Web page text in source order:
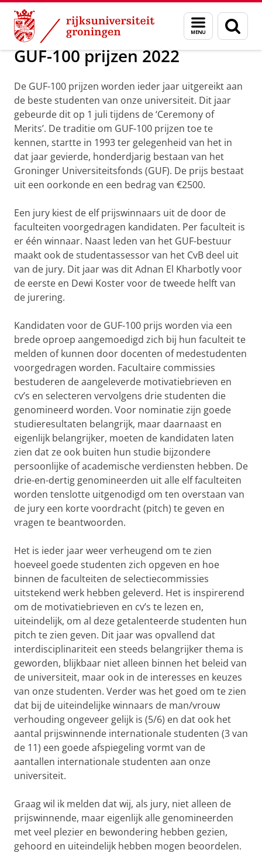
Skip
Content
Skip
Navigation
Menu
en
zoeken
Alumni GUF-100 prijzen
GUF-100 prijzen 2022
De GUF-100 prijzen worden ieder jaar uitgereikt aan
de beste studenten van onze universiteit. Dit jaar
gebeurde dit op 1 juli tijdens de ‘Ceremony of
Merits’. De traditie om GUF-100 prijzen toe te
kennen, startte in 1993 ter gelegenheid van het in
dat jaar gevierde, honderdjarig bestaan van het
Groninger Universiteitsfonds (GUF). De prijs bestaat
uit een oorkonde en een bedrag van €2500.
Een jury kiest de elf prijswinnaars uit de door de
faculteiten voorgedragen kandidaten. Per faculteit is
er één winnaar. Naast leden van het GUF-bestuur
maakt ook de studentassessor van het CvB deel uit
van de jury. Dit jaar was dit Adnan El Kharbotly voor
de eerste en Dewi Koster voor de tweede helft van
de jurering.
Kandidaten voor de GUF-100 prijs worden via een
brede oproep aangemoedigd zich bij hun faculteit te
melden of kunnen door docenten of medestudenten
voorgedragen worden. Facultaire commissies
bestuderen de aangeleverde motivatiebrieven en
cv’s en selecteren vervolgens drie studenten die
genomineerd worden. Voor nominatie zijn goede
studieresultaten belangrijk, maar daarnaast en
eigenlijk belangrijker, moeten de kandidaten laten
zien dat ze ook buiten hun studie bijzondere
persoonlijke of academische verdiensten hebben. De
drie-en-dertig genomineerden uit alle elf faculteiten
worden tenslotte uitgenodigd om ten overstaan van
de jury een korte voordracht (pitch) te geven en
vragen te beantwoorden.
Het is ieder jaar weer verheugend om te zien
hoeveel goede studenten zich opgeven en hoe
binnen de faculteiten de selectiecommissies
uitstekend werk hebben geleverd. Het is inspirerend
om de motivatiebrieven en cv’s te lezen en,
uiteindelijk, om al deze getalenteerde studenten hun
pitch te zien geven. Dit jaar was opvallend dat
interdisciplinariteit een steeds belangrijker thema is
geworden, blijkbaar niet alleen binnen het beleid van
de universiteit, maar ook in de interesses en keuzes
van onze studenten. Verder was het goed om te zien
dat bij de uiteindelijke winnaars de man/vrouw
verhouding ongeveer gelijk is (5/6) en dat ook het
aantal prijswinnende internationale studenten (3 van
de 11) een goede afspiegeling vormt van de
aantallen internationale studenten aan onze
universiteit.
Graag wil ik melden dat wij, als jury, niet alleen de
prijswinnende, maar eigenlijk alle genomineerden
met veel plezier en bewondering hebben gezien,
gehoord en uiteindelijk hebben mogen beoordelen.